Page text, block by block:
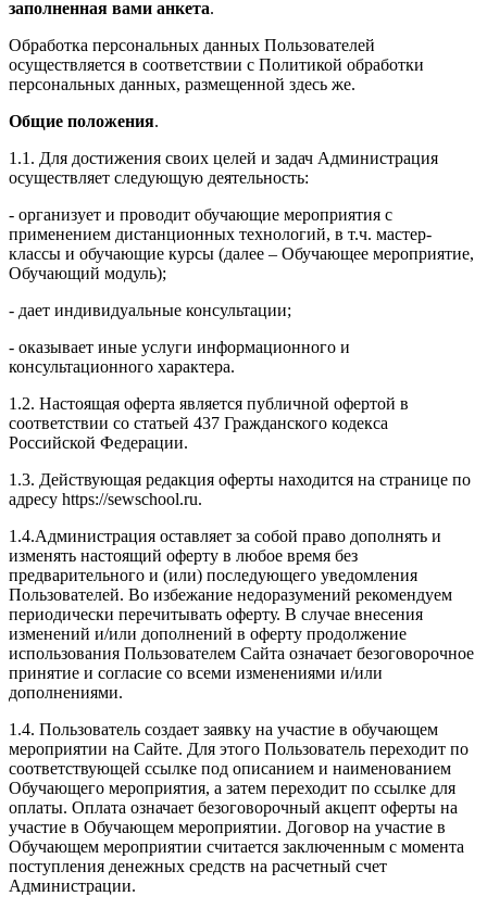
заполненная вами анкета.
Обработка персональных данных Пользователей
осуществляется в соответствии с Политикой обработки
персональных данных, размещенной здесь же.
Общие положения.
1.1. Для достижения своих целей и задач Администрация
осуществляет следующую деятельность:
- организует и проводит обучающие мероприятия с
применением дистанционных технологий, в т.ч. мастер-
классы и обучающие курсы (далее – Обучающее мероприятие,
Обучающий модуль);
- дает индивидуальные консультации;
- оказывает иные услуги информационного и
консультационного характера.
1.2. Настоящая оферта является публичной офертой в
соответствии со статьей 437 Гражданского кодекса
Российской Федерации.
1.3. Действующая редакция оферты находится на странице по
адресу https://sewschool.ru.
1.4.Администрация оставляет за собой право дополнять и
изменять настоящий оферту в любое время без
предварительного и (или) последующего уведомления
Пользователей. Во избежание недоразумений рекомендуем
периодически перечитывать оферту. В случае внесения
изменений и/или дополнений в оферту продолжение
использования Пользователем Сайта означает безоговорочное
принятие и согласие со всеми изменениями и/или
дополнениями.
1.4. Пользователь создает заявку на участие в обучающем
мероприятии на Сайте. Для этого Пользователь переходит по
соответствующей ссылке под описанием и наименованием
Обучающего мероприятия, а затем переходит по ссылке для
оплаты. Оплата означает безоговорочный акцепт оферты на
участие в Обучающем мероприятии. Договор на участие в
Обучающем мероприятии считается заключенным с момента
поступления денежных средств на расчетный счет
Администрации.